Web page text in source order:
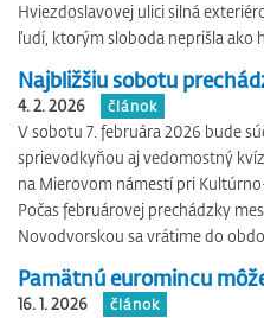
Hviezdoslavovej ulici silná
ľudí, ktorým sloboda neprišla ako
Najbližšiu sobotu
4. 2. 2026 článok
V sobotu 7. februára 2026 bude
sprievodkyňou aj vedomostný
na Mierovom námestí pri
Počas februárovej prechádzky
Novodvorskou sa vrátime do
Pamätnú euromincu
16. 1. 2026 článok